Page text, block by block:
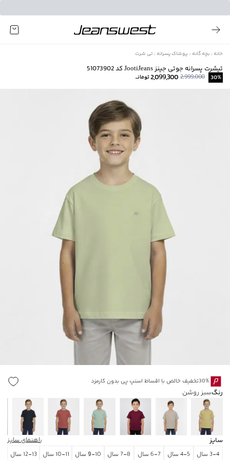
خانه بچه گانه پوشاک پسرانه تی شرت
تیشرت پسرانه جوتی جینز JootiJeans کد 51073902
30%
2,999,000
2,099,300تومانــ
30%تخفیف خالص با اقساط اسنپ پی بدون کارمزد
رنگسبز روشن
سایز
راهنمای سایز
3-4 سال
4-5 سال 6-7 سال 7-8 سال 9-10 سال 10-11 سال 12-13 سال